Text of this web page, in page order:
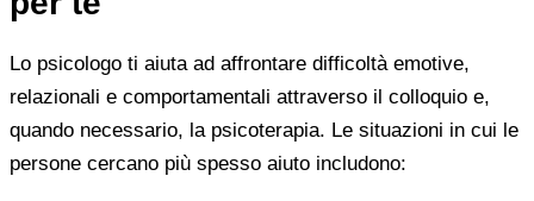
Lo psicologo ti aiuta ad affrontare difficoltà emotive,
relazionali e comportamentali attraverso il colloquio e,
quando necessario, la psicoterapia. Le situazioni in cui le
persone cercano più spesso aiuto includono: